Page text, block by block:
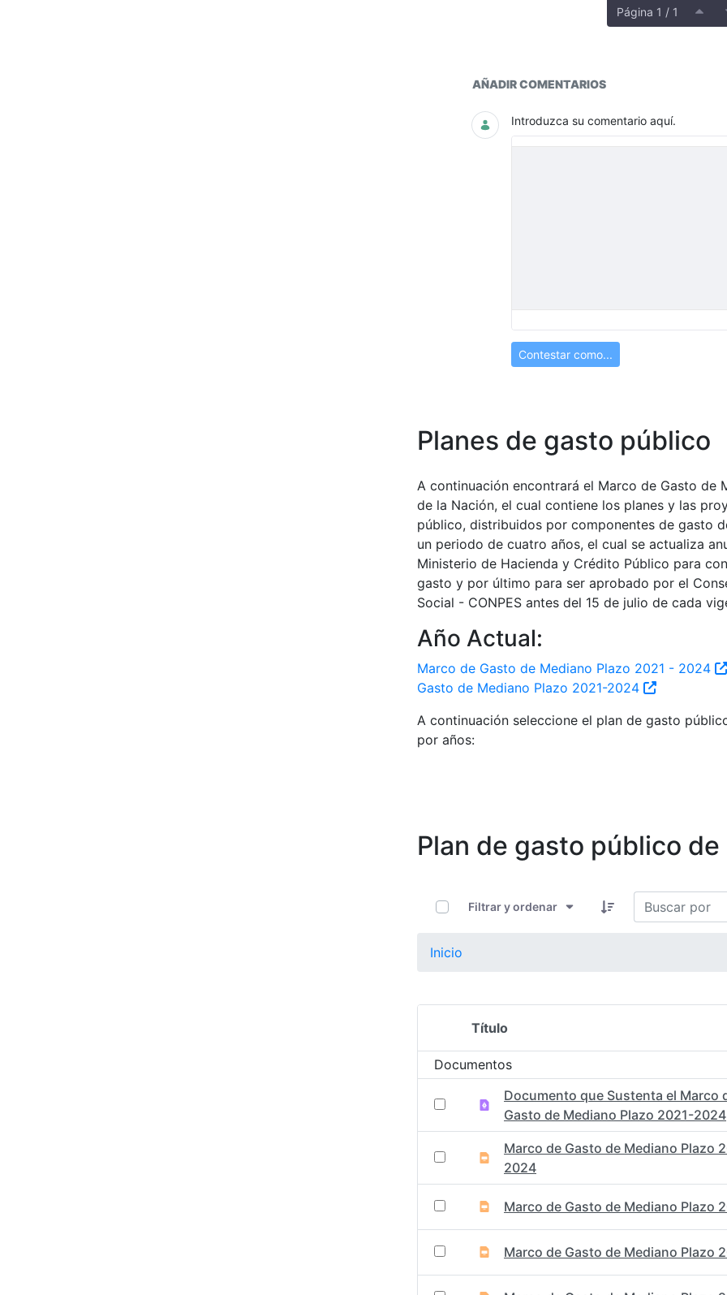
Página 1 / 1
EJECUCIÓN PRESUPUESTAL
AÑADIR COMENTARIOS
Introduzca su comentario aquí.
Contestar como...
Planes de gasto público
A continuación encontrará el Marco de Gasto de
de la Nación, el cual contiene los planes y las
público, distribuidos por componentes de gasto
un periodo de cuatro años, el cual se actualiza
Ministerio de Hacienda y Crédito Público para
gasto y por último para ser aprobado por el
Social - CONPES antes del 15 de julio de cada
Año Actual:
Marco de Gasto de Mediano Plazo 2021 - 2024
Gasto de Mediano Plazo 2021-2024
A continuación seleccione el plan de gasto
por años:
Plan de gasto público de
Filtrar y ordenar
Inicio
Selección del elemento
Título
Documentos
Documento que Sustenta el Marco
Gasto de Mediano Plazo 2021-2024
Marco de Gasto de Mediano Plazo
2024
Marco de Gasto de Mediano Plazo
Marco de Gasto de Mediano Plazo